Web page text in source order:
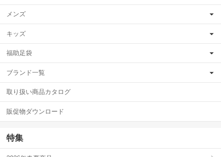
メンズ
キッズ
福助足袋
ブランド一覧
取り扱い商品カタログ
販促物ダウンロード
特集